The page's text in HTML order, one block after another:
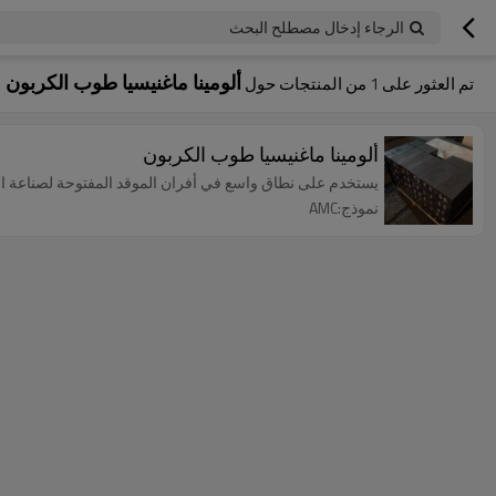
الرجاء إدخال مصطلح البحث
تم العثور على 1 من المنتجات حولألومينا ماغنيسيا طوب الكربون
ألومينا ماغنيسيا طوب الكربون
يستخدم على نطاق واسع في أفران الموقد المفتوحة لصناعة
نموذج:AMC